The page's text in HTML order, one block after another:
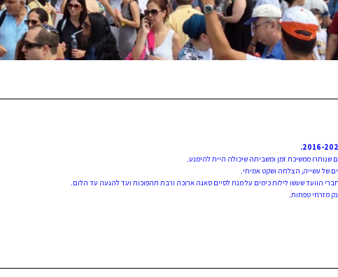
תוספת שכר של עד
25%
ישולם מיד עם חתימת ההסכם.
שנותרו ממשיכת זמן ומשביתה שיכולה היית להימנע.
של עשייה, הצלחה ושקט אמיתי.
הוועד שעשו לילות כימים על מנת לסיים סאגה ארוכה ורבת תהפוכות ועד להגעה עד הלום.
מזרחי טפחות.